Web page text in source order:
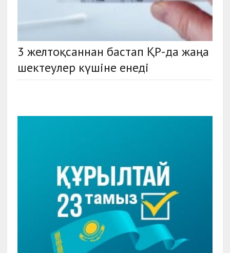
3 желтоқсаннан бастап ҚР-да жаңа
шектеулер күшіне енеді